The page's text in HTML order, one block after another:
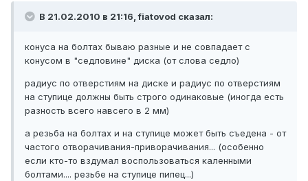
В 21.02.2010 в 21:16, fiatovod сказал:
конуса на болтах бываю разные и не совпадает с
конусом в "седловине" диска (от слова седло)
радиус по отверстиям на диске и радиус по отверстиям
на ступице должны быть строго одинаковые (иногда есть
разность всего навсего в 2 мм)
а резьба на болтах и на ступице может быть съедена - от
частого отворачивания-приворачивания... (особенно
если кто-то вздумал воспользоваться каленными
болтами.... резьбе на ступице пипец...)